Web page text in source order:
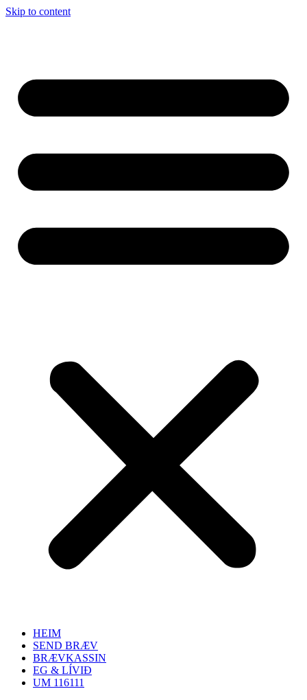
Skip to content
HEIM
SEND BRÆV
BRÆVKASSIN
EG & LÍVIÐ
UM 116111